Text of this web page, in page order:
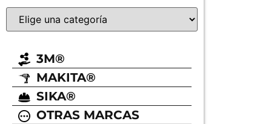
3M®
MAKITA®
SIKA®
OTRAS MARCAS